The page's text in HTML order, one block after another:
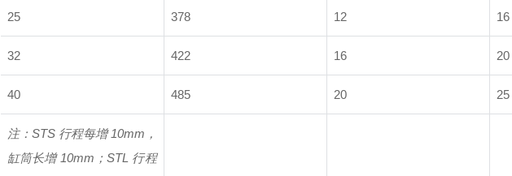
25 378 12 16
32 422 16 20
40 485 20 25
注：STS 行程每增 10mm，
缸筒长增 10mm；STL 行程